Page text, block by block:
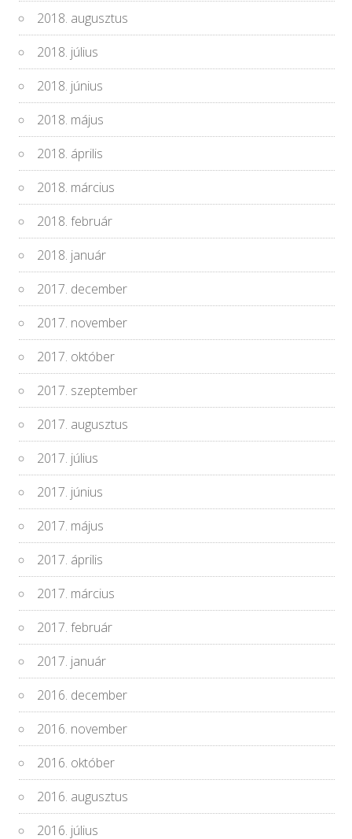
2018. augusztus
2018. július
2018. június
2018. május
2018. április
2018. március
2018. február
2018. január
2017. december
2017. november
2017. október
2017. szeptember
2017. augusztus
2017. július
2017. június
2017. május
2017. április
2017. március
2017. február
2017. január
2016. december
2016. november
2016. október
2016. augusztus
2016. július